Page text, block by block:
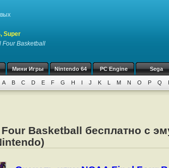
Super
Four Basketball
Мини Игры Nintendo 64 PC Engine Sega
A B C D E F G H I J K L M N O P Q
Four Basketball бесплатно с